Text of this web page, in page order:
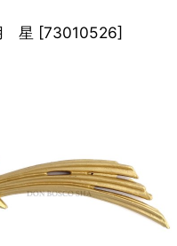
星 [73010526]